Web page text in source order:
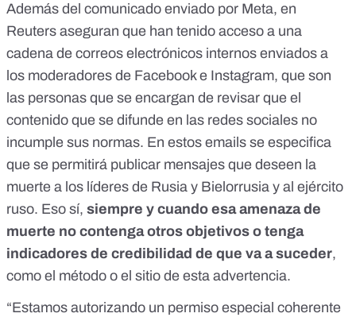
Además del comunicado enviado por Meta, en
Reuters aseguran que han tenido acceso a una
cadena de correos electrónicos internos enviados a
los moderadores de Facebook e Instagram, que son
las personas que se encargan de revisar que el
contenido que se difunde en las redes sociales no
incumple sus normas. En estos emails se especifica
que se permitirá publicar mensajes que deseen la
muerte a los líderes de Rusia y Bielorrusia y al ejército
ruso. Eso sí, siempre y cuando esa amenaza de
muerte no contenga otros objetivos o tenga
indicadores de credibilidad de que va a suceder,
como el método o el sitio de esta advertencia.
“Estamos autorizando un permiso especial coherente